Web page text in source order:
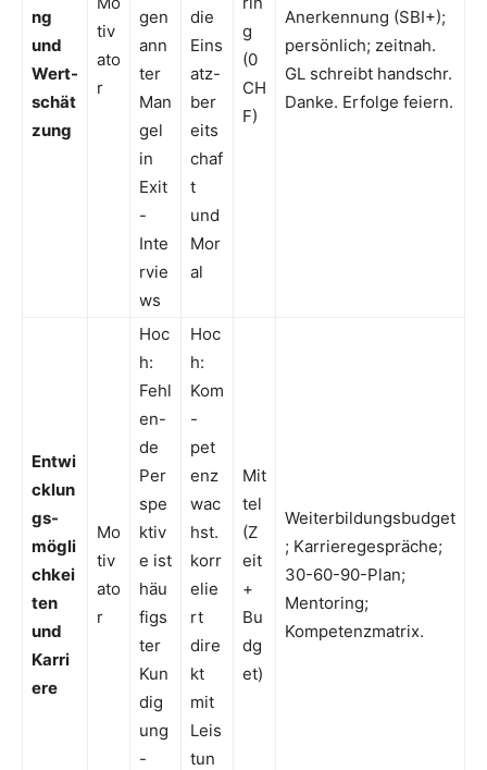
ng
und
Wert-
schät
zung
tiv
ato
r
gen
ann
ter
Man
gel
in
Exit
-
Inte
rvie
ws
die
Eins
atz-
ber
eits
chaf
t
und
Mor
al
g
(0
CH
F)
Anerkennung (SBI+);
persönlich; zeitnah.
GL schreibt handschr.
Danke. Erfolge feiern.
Entwi
cklun
gs-
mögli
chkei
ten
und
Karri
ere
Mo
tiv
ato
r
Hoc
h:
Fehl
en-
de
Per
spe
ktiv
e ist
häu
figs
ter
Kun
dig
ung
-
Hoc
h:
Kom
-
pet
enz
wac
hst.
korr
elie
rt
dire
kt
mit
Leis
tun
Mit
tel
(Z
eit
+
Bu
dg
et)
Weiterbildungsbudget
; Karrieregespräche;
30-60-90-Plan;
Mentoring;
Kompetenzmatrix.